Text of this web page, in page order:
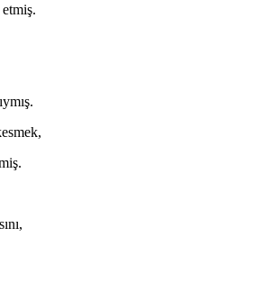
sınamasıymış.
hayvan kesmek,
bir usulü imiş.